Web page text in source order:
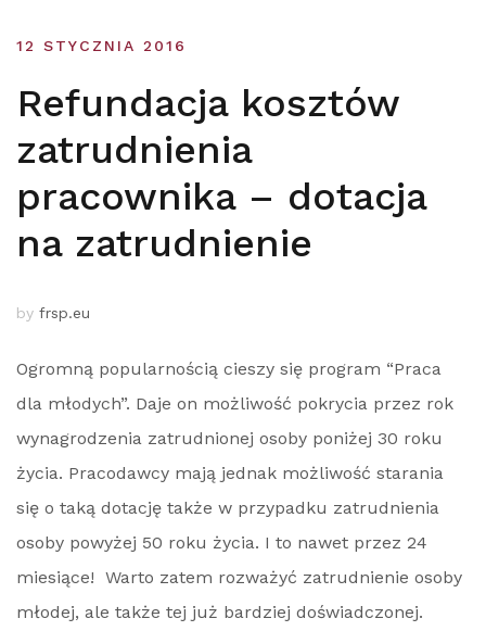
12 STYCZNIA 2016
Refundacja kosztów
zatrudnienia
pracownika – dotacja
na zatrudnienie
by frsp.eu
Ogromną popularnością cieszy się program “Praca
dla młodych”. Daje on możliwość pokrycia przez rok
wynagrodzenia zatrudnionej osoby poniżej 30 roku
życia. Pracodawcy mają jednak możliwość starania
się o taką dotację także w przypadku zatrudnienia
osoby powyżej 50 roku życia. I to nawet przez 24
miesiące! Warto zatem rozważyć zatrudnienie osoby
młodej, ale także tej już bardziej doświadczonej.